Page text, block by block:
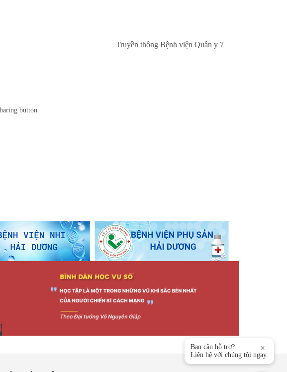
Truyền thông Bệnh viện Quân y 7
Bạn cần hỗ trợ?
Liên hệ với chúng tôi ngay.
×